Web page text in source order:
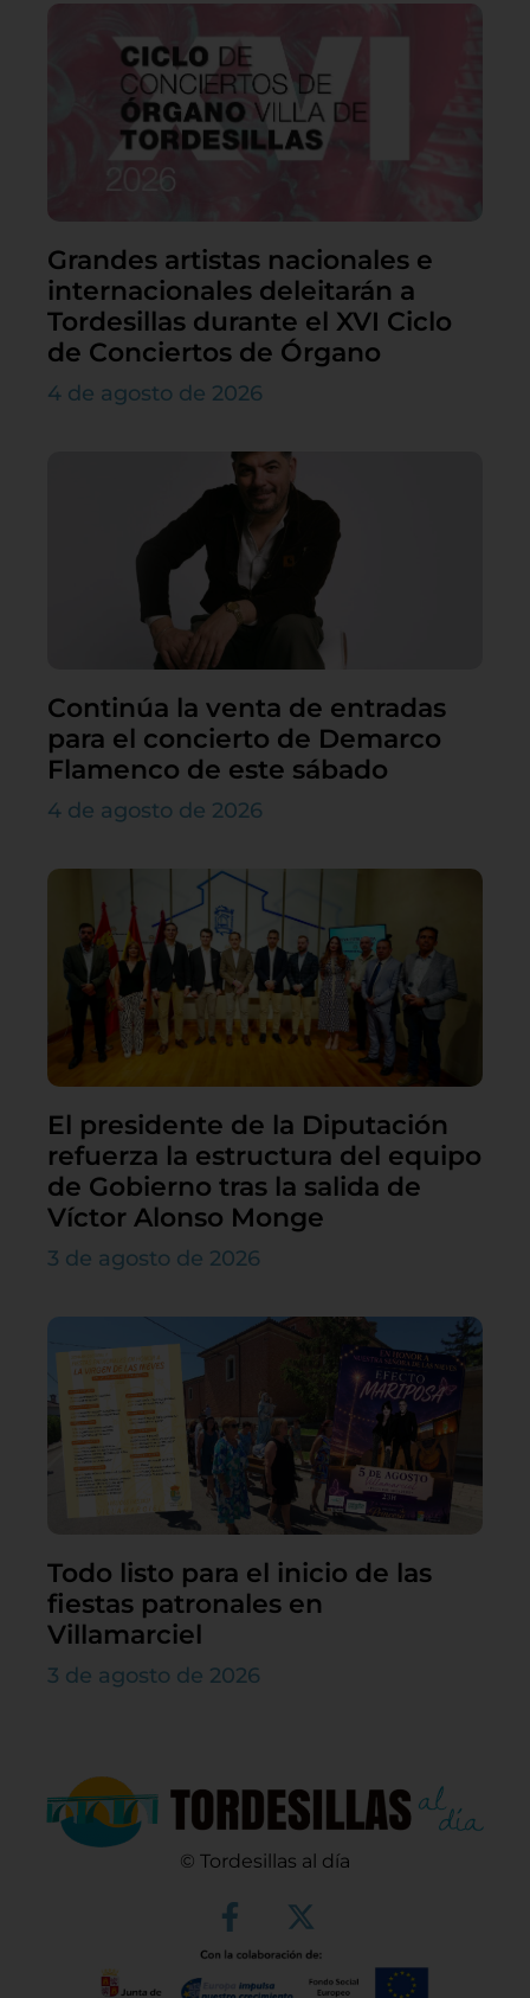
Grandes artistas nacionales e
internacionales deleitarán a
Tordesillas durante el XVI Ciclo
de Conciertos de Órgano
4 de agosto de 2026
Continúa la venta de entradas
para el concierto de Demarco
Flamenco de este sábado
4 de agosto de 2026
El presidente de la Diputación
refuerza la estructura del equipo
de Gobierno tras la salida de
Víctor Alonso Monge
3 de agosto de 2026
Todo listo para el inicio de las
fiestas patronales en
Villamarciel
3 de agosto de 2026
© Tordesillas al día